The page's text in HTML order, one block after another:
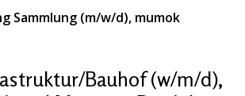
Sammlung (m/w/d), mumok
Bauhof (w/m/d),